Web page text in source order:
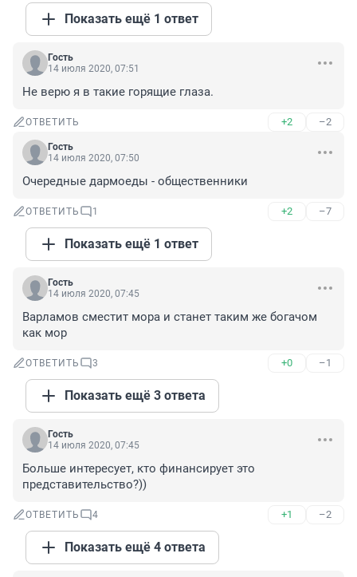
Показать ещё 1 ответ
Гость
14 июля 2020, 07:51
Не верю я в такие горящие глаза.
ОТВЕТИТЬ +2 –2
Гость
14 июля 2020, 07:50
Очередные дармоеды - общественники
ОТВЕТИТЬ 1 +2 –7
Показать ещё 1 ответ
Гость
14 июля 2020, 07:45
Варламов сместит мора и станет таким же богачом
как мор
ОТВЕТИТЬ 3 +0 –1
Показать ещё 3 ответа
Гость
14 июля 2020, 07:45
Больше интересует, кто финансирует это
представительство?))
ОТВЕТИТЬ 4 +1 –2
Показать ещё 4 ответа